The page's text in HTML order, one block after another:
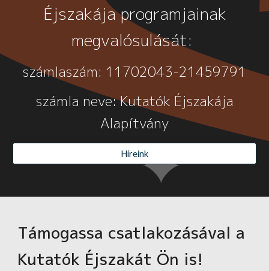
Éjszakája programjainak
megvalósulását:
számlaszám: 11702043-21459791
számla neve: Kutatók Éjszakája
Alapítvány
Híreink
Támogassa csatlakozásával a
Kutatók Éjszakát Ön is!